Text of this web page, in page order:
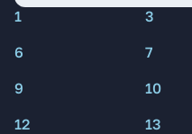
1 3
6
7
9
10
12
13